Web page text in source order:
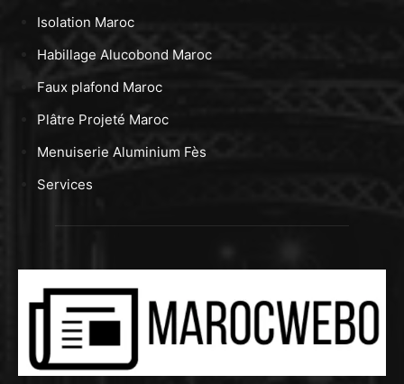
Isolation Maroc
Habillage Alucobond Maroc
Faux plafond Maroc
Plâtre Projeté Maroc
Menuiserie Aluminium Fès
Services